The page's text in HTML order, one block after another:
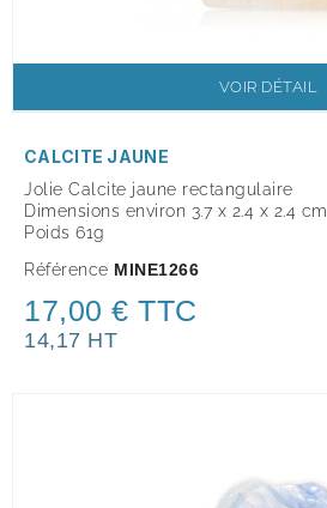
VOIR DÉTAIL
CALCITE JAUNE
Jolie Calcite jaune rectangulaire
Dimensions environ 3.7 x 2.4 x 2.4 cm
Poids 61g
Référence MINE1266
17,00 € TTC
14,17 HT